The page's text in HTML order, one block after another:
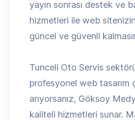
yayın sonrası destek ve
hizmetleri ile web
güncel ve güvenli
Tunceli Oto Servis
profesyonel web tasarım
arıyorsanız, Göksoy
kaliteli hizmetleri sunar.